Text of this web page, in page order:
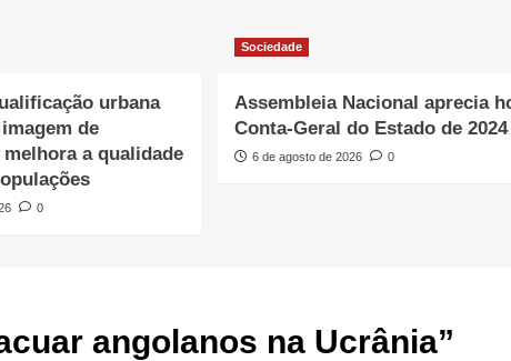
urbana
de
melhora a qualidade
0
Sociedade
Assembleia Nacional aprecia
Conta-Geral do Estado de 2024
6 de agosto de 2026 0
angolanos na Ucrânia”